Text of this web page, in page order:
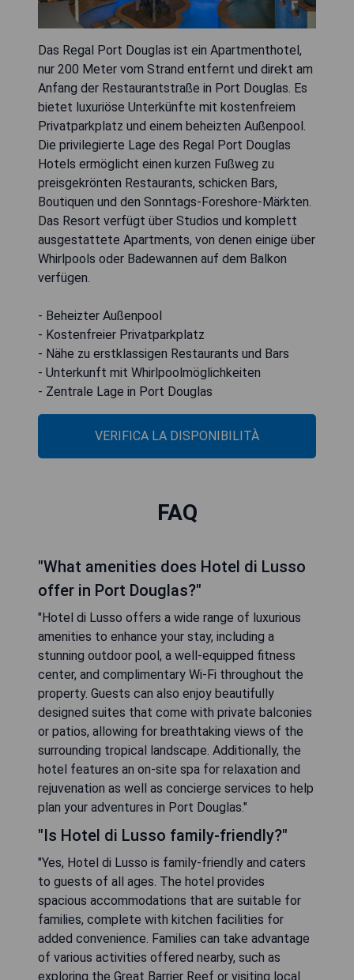
Das Regal Port Douglas ist ein Apartmenthotel,
nur 200 Meter vom Strand entfernt und direkt am
Anfang der Restaurantstraße in Port Douglas. Es
bietet luxuriöse Unterkünfte mit kostenfreiem
Privatparkplatz und einem beheizten Außenpool.
Die privilegierte Lage des Regal Port Douglas
Hotels ermöglicht einen kurzen Fußweg zu
preisgekrönten Restaurants, schicken Bars,
Boutiquen und den Sonntags-Foreshore-Märkten.
Das Resort verfügt über Studios und komplett
ausgestattete Apartments, von denen einige über
Whirlpools oder Badewannen auf dem Balkon
verfügen.
- Beheizter Außenpool
- Kostenfreier Privatparkplatz
- Nähe zu erstklassigen Restaurants und Bars
- Unterkunft mit Whirlpoolmöglichkeiten
- Zentrale Lage in Port Douglas
VERIFICA LA DISPONIBILITÀ
FAQ
"What amenities does Hotel di Lusso
offer in Port Douglas?"
"Hotel di Lusso offers a wide range of luxurious
amenities to enhance your stay, including a
stunning outdoor pool, a well-equipped fitness
center, and complimentary Wi-Fi throughout the
property. Guests can also enjoy beautifully
designed suites that come with private balconies
or patios, allowing for breathtaking views of the
surrounding tropical landscape. Additionally, the
hotel features an on-site spa for relaxation and
rejuvenation as well as concierge services to help
plan your adventures in Port Douglas."
"Is Hotel di Lusso family-friendly?"
"Yes, Hotel di Lusso is family-friendly and caters
to guests of all ages. The hotel provides
spacious accommodations that are suitable for
families, complete with kitchen facilities for
added convenience. Families can take advantage
of various activities offered nearby, such as
exploring the Great Barrier Reef or visiting local